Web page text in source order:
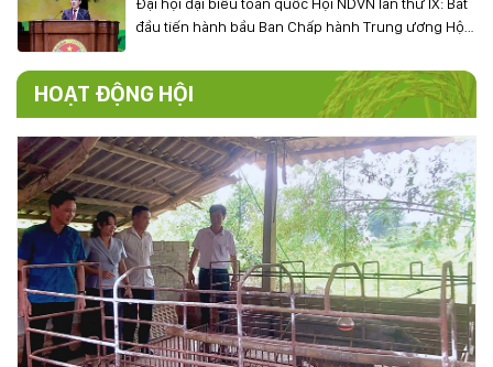
đầu tiến hành bầu Ban Chấp hành Trung ương Hội
HOẠT ĐỘNG HỘI